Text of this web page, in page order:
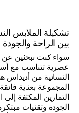
تشكيلة الملابس
بين الراحة والجودة
سواء كنت تبحثين عن
عصرية تتناسب مع
النسائية من أديداس
المجموعة بعناية
التمارين المكثفة
الجودة وتقنيات